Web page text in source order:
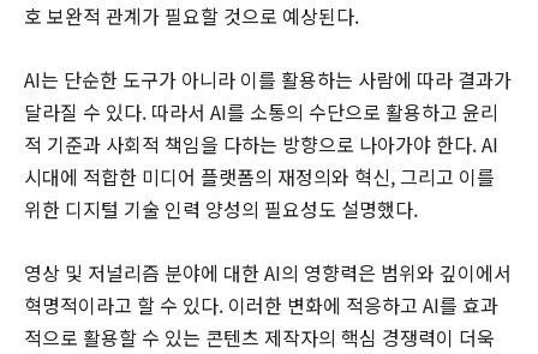
호 보완적 관계가 필요할 것으로 예상된다.
AI는 단순한 도구가 아니라 이를 활용하는 사람에 따라 결과가
달라질 수 있다. 따라서 AI를 소통의 수단으로 활용하고 윤리
적 기준과 사회적 책임을 다하는 방향으로 나아가야 한다. AI
시대에 적합한 미디어 플랫폼의 재정의와 혁신, 그리고 이를
위한 디지털 기술 인력 양성의 필요성도 설명했다.
영상 및 저널리즘 분야에 대한 AI의 영향력은 범위와 깊이에서
혁명적이라고 할 수 있다. 이러한 변화에 적응하고 AI를 효과
적으로 활용할 수 있는 콘텐츠 제작자의 핵심 경쟁력이 더욱